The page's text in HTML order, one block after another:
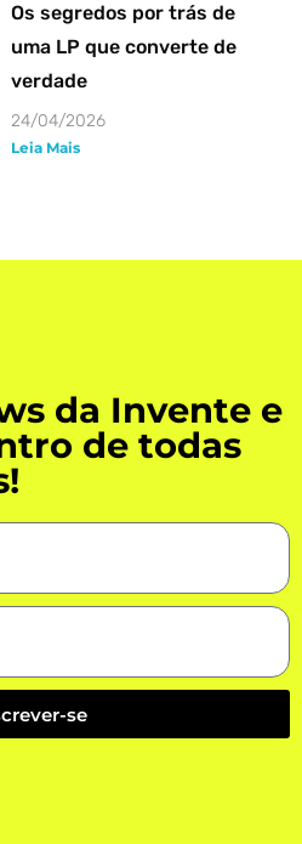
Os segredos por trás de
uma LP que converte de
verdade
24/04/2026
Leia Mais
da Invente e
de todas
se